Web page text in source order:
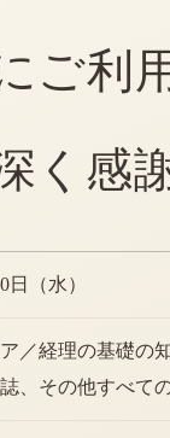
ご利
く感
日（水）
／経理の基礎の
、その他すべて